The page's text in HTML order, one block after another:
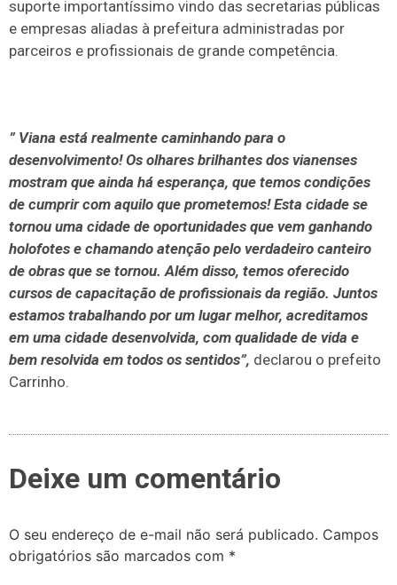
suporte importantíssimo vindo das secretarias públicas
e empresas aliadas à prefeitura administradas por
parceiros e profissionais de grande competência.
” Viana está realmente caminhando para o
desenvolvimento! Os olhares brilhantes dos vianenses
mostram que ainda há esperança, que temos condições
de cumprir com aquilo que prometemos! Esta cidade se
tornou uma cidade de oportunidades que vem ganhando
holofotes e chamando atenção pelo verdadeiro canteiro
de obras que se tornou. Além disso, temos oferecido
cursos de capacitação de profissionais da região. Juntos
estamos trabalhando por um lugar melhor, acreditamos
em uma cidade desenvolvida, com qualidade de vida e
bem resolvida em todos os sentidos”, declarou o prefeito
Carrinho.
Deixe um comentário
O seu endereço de e-mail não será publicado. Campos
obrigatórios são marcados com *